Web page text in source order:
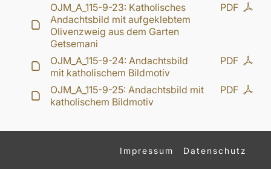
PDF
OJM_A_115-9-23: Katholisches
Andachtsbild mit aufgeklebtem
Olivenzweig aus dem Garten
Getsemani
PDF
OJM_A_115-9-24: Andachtsbild
mit katholischem Bildmotiv
PDF
OJM_A_115-9-25: Andachtsbild mit
katholischem Bildmotiv
Impressum Datenschutz